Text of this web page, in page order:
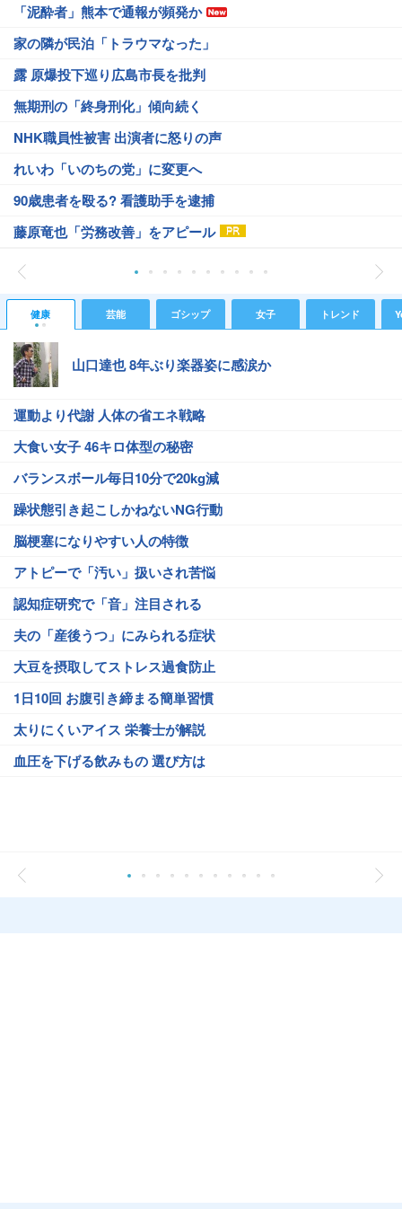
「泥酔者」熊本で通報が頻発か
家の隣が民泊「トラウマなった」
露 原爆投下巡り広島市長を批判
無期刑の「終身刑化」傾向続く
NHK職員性被害 出演者に怒りの声
れいわ「いのちの党」に変更へ
90歳患者を殴る? 看護助手を逮捕
藤原竜也「労務改善」をアピール
健康 芸能 ゴシップ 女子 トレンド
山口達也 8年ぶり楽器姿に感涙か
運動より代謝 人体の省エネ戦略
大食い女子 46キロ体型の秘密
バランスボール毎日10分で20kg減
躁状態引き起こしかねないNG行動
脳梗塞になりやすい人の特徴
アトピーで「汚い」扱いされ苦悩
認知症研究で「音」注目される
夫の「産後うつ」にみられる症状
大豆を摂取してストレス過食防止
1日10回 お腹引き締まる簡単習慣
太りにくいアイス 栄養士が解説
血圧を下げる飲みもの 選び方は